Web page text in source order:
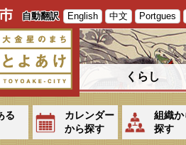
自動翻訳 English 中文 Portgues
くらし
る
カレンダー
から探す
組織か
探す